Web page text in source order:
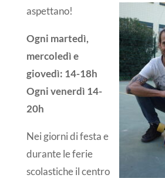
aspettano!
Ogni martedì,
mercoledì e
giovedì: 14-18h
Ogni venerdì 14-
20h
Nei giorni di festa e
durante le ferie
scolastiche il centro